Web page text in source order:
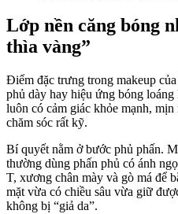
Lớp nền căng bóng
thìa vàng”
Điểm đặc trưng trong makeup
phủ dày hay hiệu ứng bóng
luôn có cảm giác khỏe mạnh,
chăm sóc rất kỹ.
Bí quyết nằm ở bước phủ phấn.
thường dùng phấn phủ có ánh
T, xương chân mày và gò má để
mặt vừa có chiều sâu vừa giữ
không bị “giả da”.